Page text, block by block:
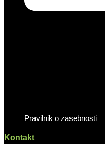
Pravilnik o zasebnosti
Kontakt